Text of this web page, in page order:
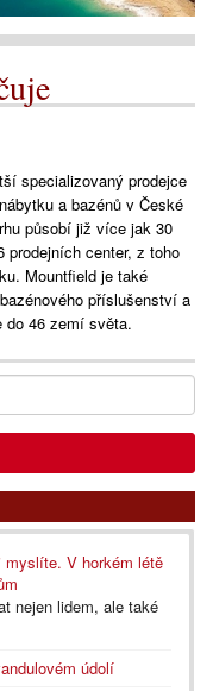
specializovaný prodejce
a bazénů v České
působí již více jak 30
prodejních center, z toho
Mountfield je také
příslušenství a
do 46 zemí světa.
V horkém létě
nejen lidem, ale také
údolí